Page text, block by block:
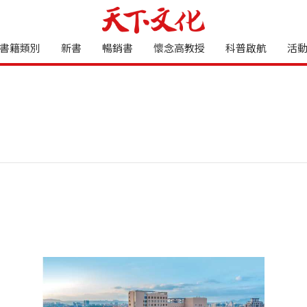
書籍類別 新書 暢銷書 懷念高教授 科普啟航 活動